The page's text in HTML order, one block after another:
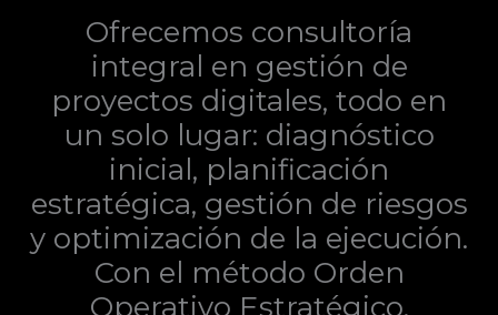
Ofrecemos consultoría
integral en gestión de
proyectos digitales, todo en
un solo lugar: diagnóstico
inicial, planificación
estratégica, gestión de riesgos
y optimización de la ejecución.
Con el método Orden
Operativo Estratégico,